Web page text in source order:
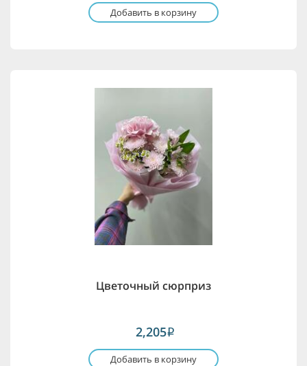
Добавить в корзину
Цветочный сюрприз
2,205i
Добавить в корзину